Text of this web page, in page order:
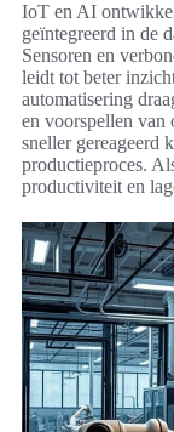
IoT en AI
geïntegreerd in de
Sensoren en
leidt tot beter
automatisering
en voorspellen van
sneller gereageerd
productieproces.
productiviteit en